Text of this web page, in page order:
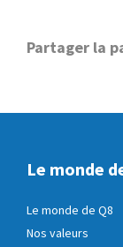
Partager la
Le monde
Le monde de Q8
Nos valeurs